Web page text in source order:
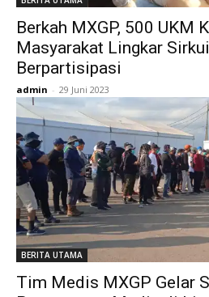
Berkah MXGP, 500 UKM
Masyarakat Lingkar
Berpartisipasi
admin - 29 Juni 2023
BERITA UTAMA
Tim Medis MXGP Gelar